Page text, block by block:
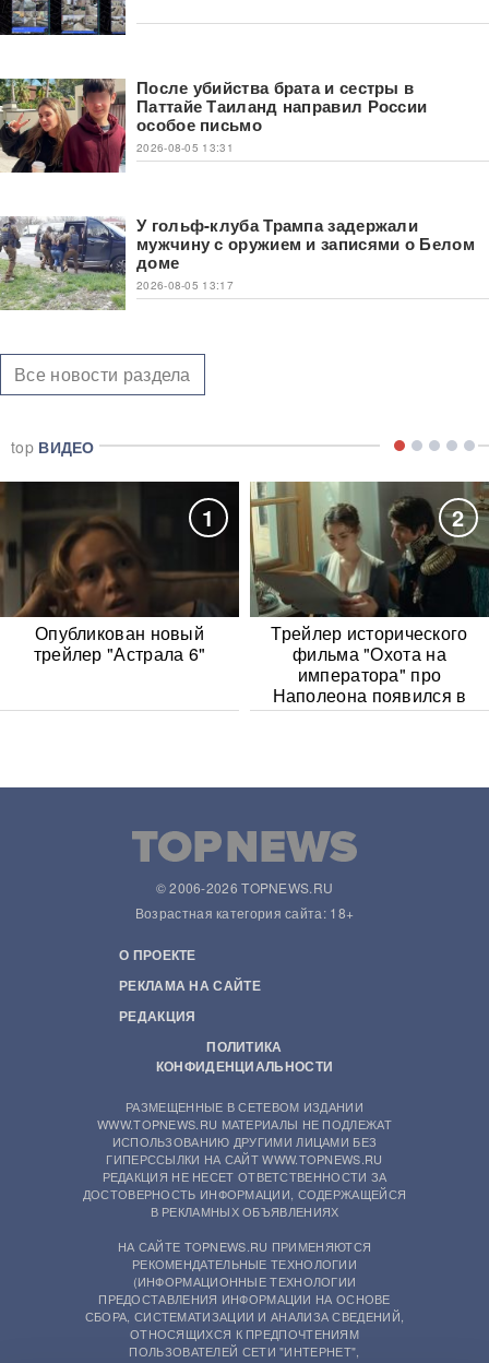
После убийства брата и сестры в
Паттайе Таиланд направил России
особое письмо
2026-08-05 13:31
У гольф-клуба Трампа задержали
мужчину с оружием и записями о Белом
доме
2026-08-05 13:17
Все новости раздела
top ВИДЕО
1
Опубликован новый
трейлер "Астрала 6"
2
Трейлер исторического
фильма "Охота на
императора" про
Наполеона появился в
Сети
© 2006-2026 TOPNEWS.RU
Возрастная категория сайта: 18+
О ПРОЕКТЕ
РЕКЛАМА НА САЙТЕ
РЕДАКЦИЯ
ПОЛИТИКА
КОНФИДЕНЦИАЛЬНОСТИ
РАЗМЕЩЕННЫЕ В СЕТЕВОМ ИЗДАНИИ
WWW.TOPNEWS.RU МАТЕРИАЛЫ НЕ ПОДЛЕЖАТ
ИСПОЛЬЗОВАНИЮ ДРУГИМИ ЛИЦАМИ БЕЗ
ГИПЕРССЫЛКИ НА САЙТ WWW.TOPNEWS.RU
РЕДАКЦИЯ НЕ НЕСЕТ ОТВЕТСТВЕННОСТИ ЗА
ДОСТОВЕРНОСТЬ ИНФОРМАЦИИ, СОДЕРЖАЩЕЙСЯ
В РЕКЛАМНЫХ ОБЪЯВЛЕНИЯХ
НА САЙТЕ TOPNEWS.RU ПРИМЕНЯЮТСЯ
РЕКОМЕНДАТЕЛЬНЫЕ ТЕХНОЛОГИИ
(ИНФОРМАЦИОННЫЕ ТЕХНОЛОГИИ
ПРЕДОСТАВЛЕНИЯ ИНФОРМАЦИИ НА ОСНОВЕ
СБОРА, СИСТЕМАТИЗАЦИИ И АНАЛИЗА СВЕДЕНИЙ,
ОТНОСЯЩИХСЯ К ПРЕДПОЧТЕНИЯМ
ПОЛЬЗОВАТЕЛЕЙ СЕТИ "ИНТЕРНЕТ",